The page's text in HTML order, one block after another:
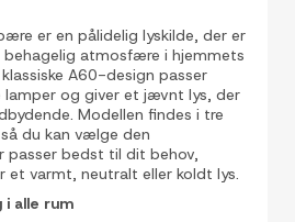
er en pålidelig lyskilde, der er
atmosfære i hjemmets
A60-design passer
og giver et jævnt lys, der
Modellen findes i tre
du kan vælge den
passer bedst til dit behov,
et varmt, neutralt eller koldt lys.
i alle rum